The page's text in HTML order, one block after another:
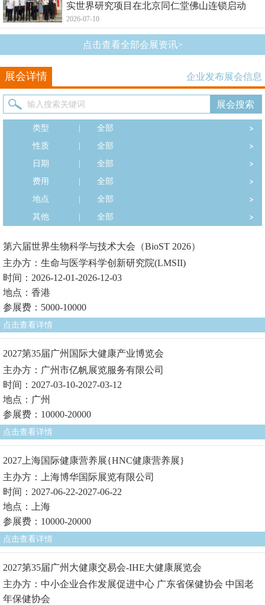
实世界研究项目在北京同仁堂佛山连锁启动
2026-07-10
点击查看全部会展资讯>
展会详情 企业发布展会信息
类型
全部
性质
全部
日期
全部
费用
全部
地点
全部
其他
全部
第六届世界生物科学与技术大会（BioST 2026）
主办方：生命与医学科学创新研究院(LMSII)
时间：2026-12-01-2026-12-03
地点：香港
参展费：5000-10000
点击查看详情
2027第35届广州国际大健康产业博览会
主办方：广州市亿帆展览服务有限公司
时间：2027-03-10-2027-03-12
地点：广州
参展费：10000-20000
点击查看详情
2027上海国际健康营养展{HNC健康营养展}
主办方：上海博华国际展览有限公司
时间：2027-06-22-2027-06-22
地点：上海
参展费：10000-20000
点击查看详情
2027第35届广州大健康交易会-IHE大健康展览会
主办方：中小企业合作发展促进中心 广东省保健协会 中国老
年保健协会